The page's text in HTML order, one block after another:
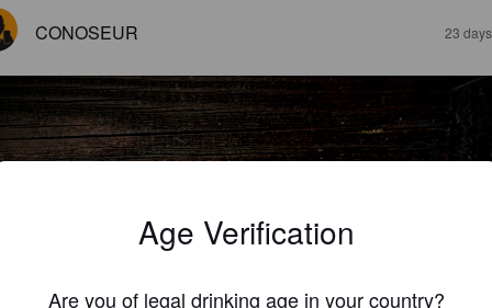
CONOSEUR 23
Age Verification
Are you of legal drinking age in your country?